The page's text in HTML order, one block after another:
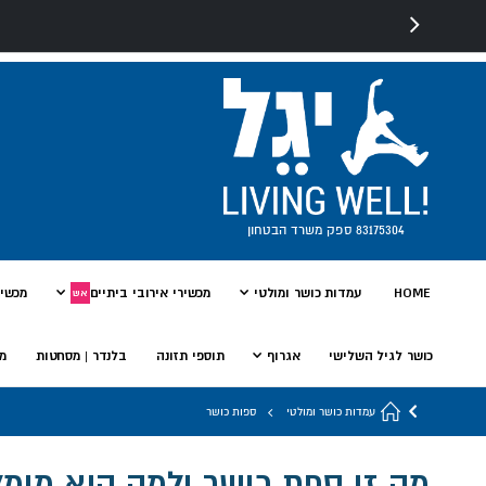
83175304 ספק משרד הבטחון
HOME עמדות כושר ומולטי מכשירי אירובי ביתיים אש
כושר לגיל השלישי אגרוף תוספי תזונה בלנדר | מסחטות
עמדות כושר ומולטי ספות כושר